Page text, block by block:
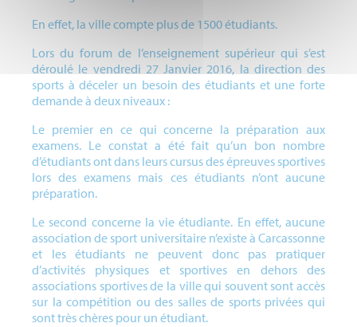
En effet, la ville compte plus de 1500 étudiants.
Lors du forum de l’enseignement supérieur qui s’est
déroulé le vendredi 27 Janvier 2016, la direction des
sports à déceler un besoin des étudiants et une forte
demande à deux niveaux :
Le premier en ce qui concerne la préparation aux
examens. Le constat a été fait qu’un bon nombre
d’étudiants ont dans leurs cursus des épreuves sportives
lors des examens mais ces étudiants n’ont aucune
préparation.
Le second concerne la vie étudiante. En effet, aucune
association de sport universitaire n’existe à Carcassonne
et les étudiants ne peuvent donc pas pratiquer
d’activités physiques et sportives en dehors des
associations sportives de la ville qui souvent sont accès
sur la compétition ou des salles de sports privées qui
sont très chères pour un étudiant.